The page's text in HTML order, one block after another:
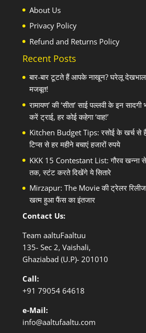
About Us
Privacy Policy
Refund and Returns Policy
Recent Posts
बार-बार टूटते हैं आपके नाखून? घरेलू
मजबूत!
रामायण’ की ‘सीता’ साई पल्लवी के इन
करें ट्राई, हर कोई कहेगा ‘वाह!’
Kitchen Budget Tips: रसोई के खर्च से
टिप्स से हर महीने बचाएं हजारों रुपये
KKK 15 Contestant List: गौरव खन्ना
तक, स्टंट करते दिखेंगे ये सितारे
Mirzapur: The Movie की ट्रेलर
खत्म हुआ फैंस का इंतजार
Contact Us:
Team aaltuFaaltuu
135- Sec 2, Vaishali,
Ghaziabad (U.P)- 201010
Call:
+91 79054 64618
e-Mail:
info@aaltufaaltu.com